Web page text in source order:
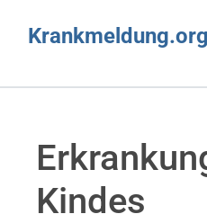
Krankmeldung.org
Kindes